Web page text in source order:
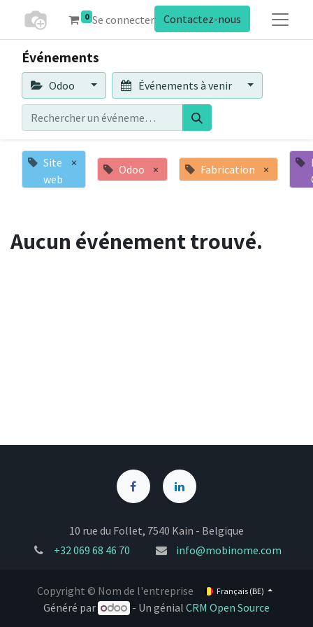
0 Se connecter Contactez-nous
Événements
Odoo Événements à venir
Site
web
× Odoo × Fabrication ×
Aucun événement trouvé.
10 rue du Follet, 7540 Kain - Belgique
+32 069 68 46 70 info@mobinome.com
Copyright © Nom de l'entreprise Français (BE)
Généré par - Un génialCRM Open Source